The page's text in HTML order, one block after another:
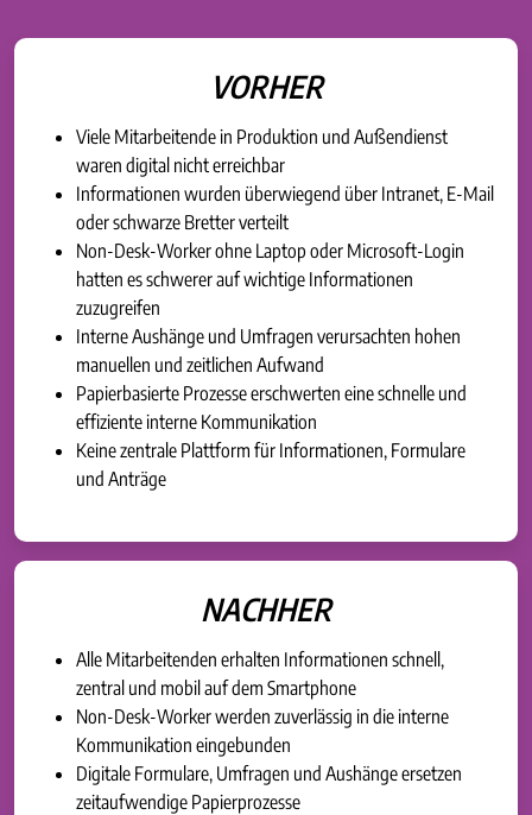
VORHER
Viele Mitarbeitende in Produktion und Außendienst
waren digital nicht erreichbar
Informationen wurden überwiegend über Intranet, E-Mail
oder schwarze Bretter verteilt
Non-Desk-Worker ohne Laptop oder Microsoft-Login
hatten es schwerer auf wichtige Informationen
zuzugreifen
Interne Aushänge und Umfragen verursachten hohen
manuellen und zeitlichen Aufwand
Papierbasierte Prozesse erschwerten eine schnelle und
effiziente interne Kommunikation
Keine zentrale Plattform für Informationen, Formulare
und Anträge
NACHHER
Alle Mitarbeitenden erhalten Informationen schnell,
zentral und mobil auf dem Smartphone
Non-Desk-Worker werden zuverlässig in die interne
Kommunikation eingebunden
Digitale Formulare, Umfragen und Aushänge ersetzen
zeitaufwendige Papierprozesse